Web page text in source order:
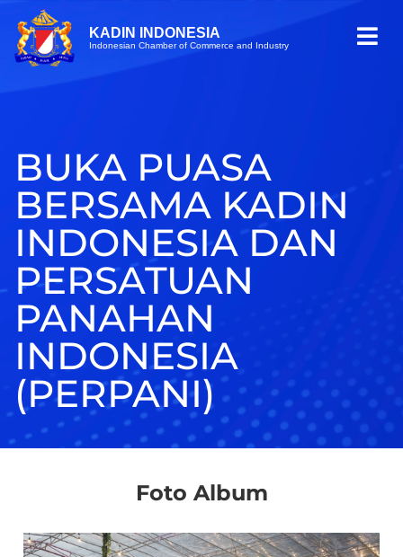
KADIN INDONESIA
Indonesian Chamber of Commerce and Industry
BUKA PUASA
BERSAMA KADIN
INDONESIA DAN
PERSATUAN
PANAHAN
INDONESIA
(PERPANI)
Foto Album